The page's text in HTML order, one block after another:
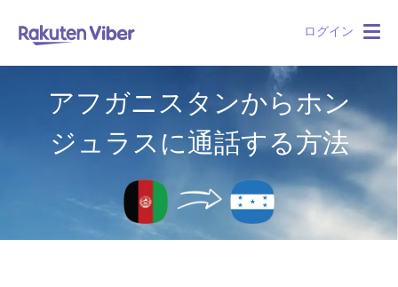
ログイン
アフガニスタンからホン
ジュラスに通話する方法